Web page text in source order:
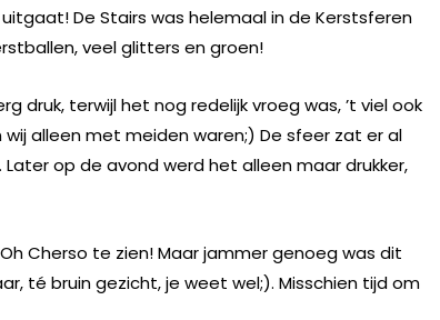
De Stairs was helemaal in de Kerstsferen
veel glitters en groen!
druk, terwijl het nog redelijk vroeg was, ’t viel ook
alleen met meiden waren;) De sfeer zat er al
op de avond werd het alleen maar drukker,
Cherso te zien! Maar jammer genoeg was dit
té bruin gezicht, je weet wel;). Misschien tijd om